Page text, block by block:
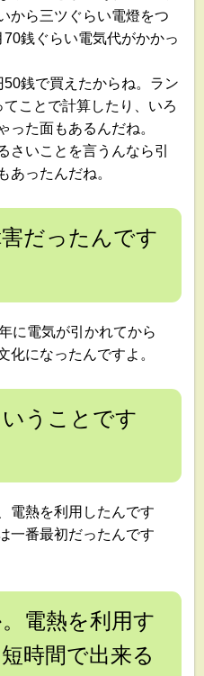
から三ツぐらい電燈をつ
銭ぐらい電気代がかかっ
銭で買えたからね。ラン
ことで計算したり、いろ
った面もあるんだね。
さいことを言うんなら引
あったんだね。
だったんです
に電気が引かれてから
化になったんですよ。
うことです
電熱を利用したんです
一番最初だったんです
電熱を利用す
時間で出来る